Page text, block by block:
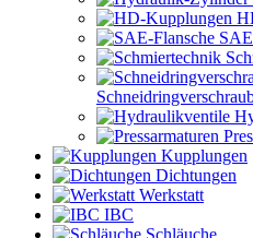
Kupplungen
Dichtungen
Werkstatt
IBC
Schläuche